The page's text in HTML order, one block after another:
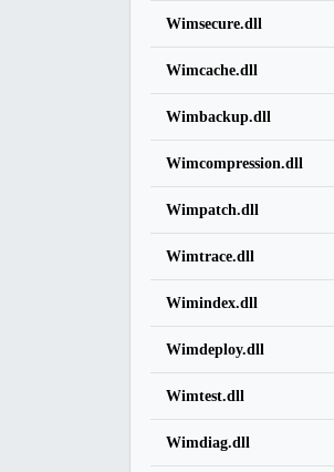
Wimsecure.dll
Wimcache.dll
Wimbackup.dll
Wimcompression.dll
Wimpatch.dll
Wimtrace.dll
Wimindex.dll
Wimdeploy.dll
Wimtest.dll
Wimdiag.dll